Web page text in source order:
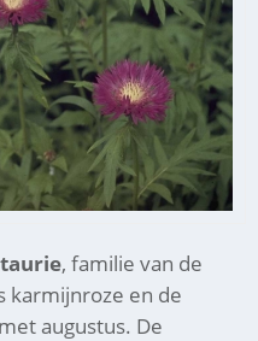
, familie van de
karmijnroze en de
augustus. De